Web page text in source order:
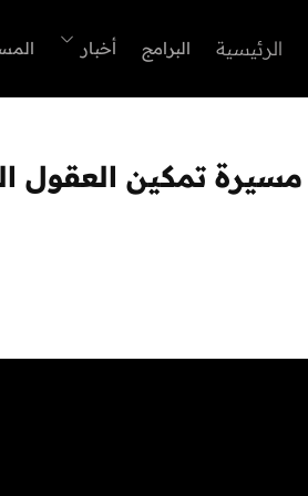
الرئيسية البرامج أخبار
مسيرة تمكين العقول